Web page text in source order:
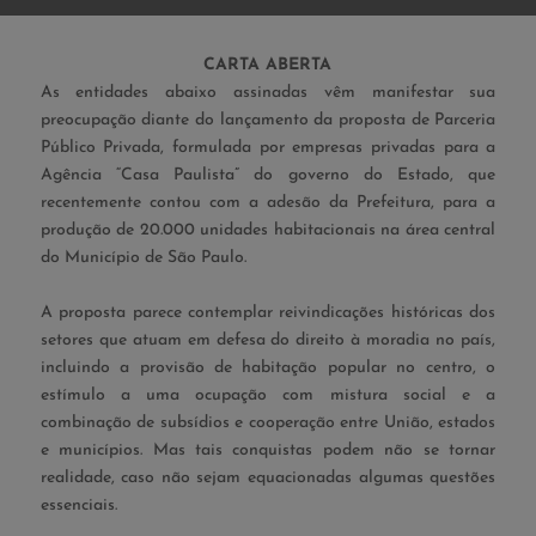
CARTA ABERTA
As entidades abaixo assinadas vêm manifestar sua
preocupação diante do lançamento da proposta de Parceria
Público Privada, formulada por empresas privadas para a
Agência “Casa Paulista” do governo do Estado, que
recentemente contou com a adesão da Prefeitura, para a
produção de 20.000 unidades habitacionais na área central
do Município de São Paulo.
A proposta parece contemplar reivindicações históricas dos
setores que atuam em defesa do direito à moradia no país,
incluindo a provisão de habitação popular no centro, o
estímulo a uma ocupação com mistura social e a
combinação de subsídios e cooperação entre União, estados
e municípios. Mas tais conquistas podem não se tornar
realidade, caso não sejam equacionadas algumas questões
essenciais.